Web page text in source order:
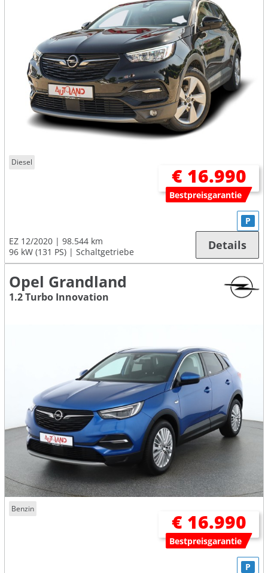
Diesel
€ 16.990
Bestpreisgarantie
EZ 12/2020
98.544 km
96 kW (131 PS)
Schaltgetriebe
P
Details
Opel Grandland
1.2 Turbo Innovation
Benzin
€ 16.990
Bestpreisgarantie
P